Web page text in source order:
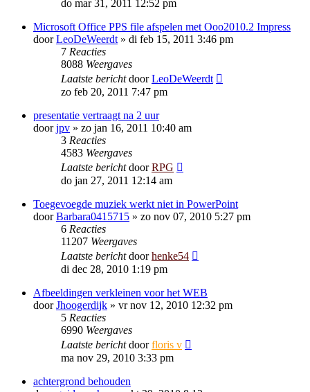
do mar 31, 2011 12:52 pm
Microsoft Office PPS file afspelen met Ooo2010.2 Impress
doorLeoDeWeerdt » di feb 15, 2011 3:46 pm
7 Reacties
8088 Weergaves
Laatste berichtdoorLeoDeWeerdt
zo feb 20, 2011 7:47 pm
presentatie vertraagt na 2 uur
doorjpv » zo jan 16, 2011 10:40 am
3 Reacties
4583 Weergaves
Laatste berichtdoorRPG
do jan 27, 2011 12:14 am
Toegevoegde muziek werkt niet in PowerPoint
doorBarbara0415715 » zo nov 07, 2010 5:27 pm
6 Reacties
11207 Weergaves
Laatste berichtdoorhenke54
di dec 28, 2010 1:19 pm
Afbeeldingen verkleinen voor het WEB
doorJhoogerdijk » vr nov 12, 2010 12:32 pm
5 Reacties
6990 Weergaves
Laatste berichtdoorfloris v
ma nov 29, 2010 3:33 pm
achtergrond behouden